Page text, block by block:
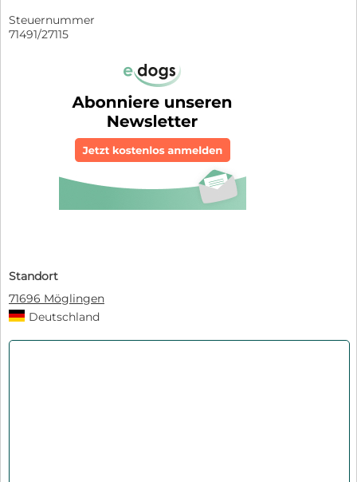
Steuernummer
71491/27115
Standort
71696 Möglingen
Deutschland